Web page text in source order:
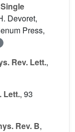
Single
Devoret,
Press,
Rev. Lett.,
Lett., 93
Rev. B,